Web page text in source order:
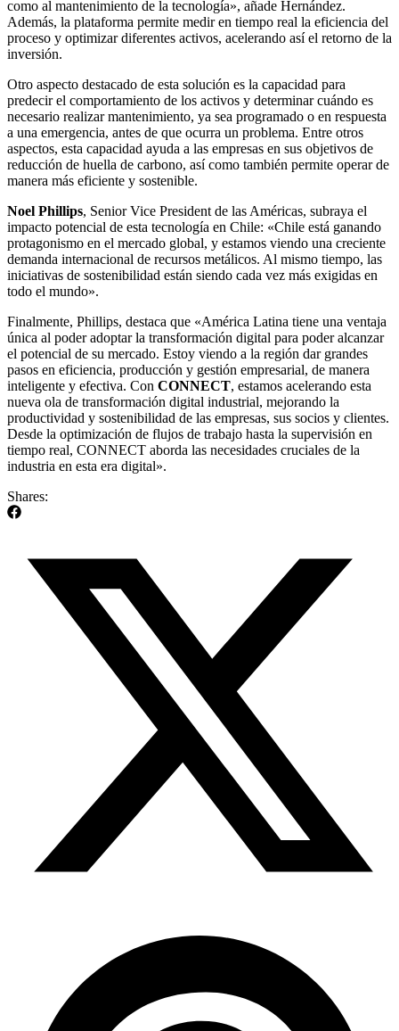
como al mantenimiento de la tecnología», añade Hernández.
Además, la plataforma permite medir en tiempo real la eficiencia del
proceso y optimizar diferentes activos, acelerando así el retorno de la
inversión.
Otro aspecto destacado de esta solución es la capacidad para
predecir el comportamiento de los activos y determinar cuándo es
necesario realizar mantenimiento, ya sea programado o en respuesta
a una emergencia, antes de que ocurra un problema. Entre otros
aspectos, esta capacidad ayuda a las empresas en sus objetivos de
reducción de huella de carbono, así como también permite operar de
manera más eficiente y sostenible.
Noel Phillips, Senior Vice President de las Américas, subraya el
impacto potencial de esta tecnología en Chile: «Chile está ganando
protagonismo en el mercado global, y estamos viendo una creciente
demanda internacional de recursos metálicos. Al mismo tiempo, las
iniciativas de sostenibilidad están siendo cada vez más exigidas en
todo el mundo».
Finalmente, Phillips, destaca que «América Latina tiene una ventaja
única al poder adoptar la transformación digital para poder alcanzar
el potencial de su mercado. Estoy viendo a la región dar grandes
pasos en eficiencia, producción y gestión empresarial, de manera
inteligente y efectiva. Con CONNECT, estamos acelerando esta
nueva ola de transformación digital industrial, mejorando la
productividad y sostenibilidad de las empresas, sus socios y clientes.
Desde la optimización de flujos de trabajo hasta la supervisión en
tiempo real, CONNECT aborda las necesidades cruciales de la
industria en esta era digital».
Shares: